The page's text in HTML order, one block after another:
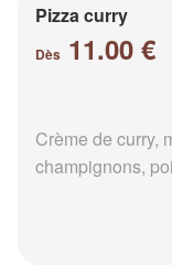
Pizza curry
Dès 11.00 €
Crème de curry,
champignons,